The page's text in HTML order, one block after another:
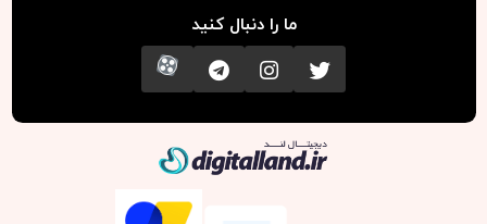
ما را دنبال کنید
تویتر اینستاگرامکانال تلگرام
آپارات